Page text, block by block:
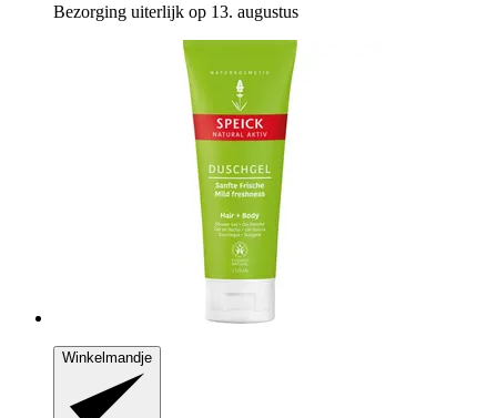
Bezorging uiterlijk op 13. augustus
Winkelmandje